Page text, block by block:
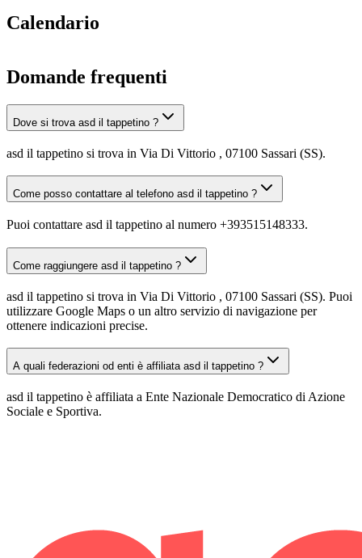
Calendario
Domande frequenti
Dove si trova asd il tappetino ?
asd il tappetino si trova in Via Di Vittorio , 07100 Sassari (SS).
Come posso contattare al telefono asd il tappetino ?
Puoi contattare asd il tappetino al numero +393515148333.
Come raggiungere asd il tappetino ?
asd il tappetino si trova in Via Di Vittorio , 07100 Sassari (SS). Puoi
utilizzare Google Maps o un altro servizio di navigazione per
ottenere indicazioni precise.
A quali federazioni od enti è affiliata asd il tappetino ?
asd il tappetino è affiliata a Ente Nazionale Democratico di Azione
Sociale e Sportiva.